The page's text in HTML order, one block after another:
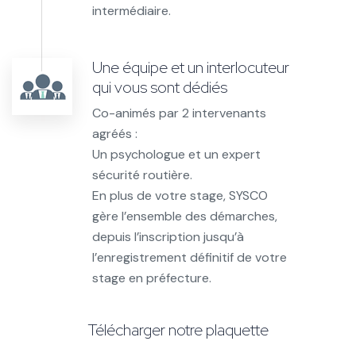
intermédiaire.
Une équipe et un interlocuteur
qui vous sont dédiés
Co-animés par 2 intervenants
agréés :
Un psychologue et un expert
sécurité routière.
En plus de votre stage, SYSCO
gère l’ensemble des démarches,
depuis l’inscription jusqu’à
l’enregistrement définitif de votre
stage en préfecture.
Télécharger notre plaquette